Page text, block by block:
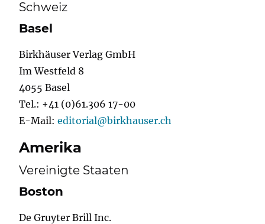
Schweiz
Basel
Birkhäuser Verlag GmbH
Im Westfeld 8
4055 Basel
Tel.: +41 (0)61.306 17-00
E-Mail: editorial@birkhauser.ch
Amerika
Vereinigte Staaten
Boston
De Gruyter Brill Inc.